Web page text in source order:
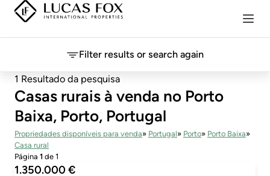
Filter results or search again
1 Resultado da pesquisa
Casas rurais à venda no Porto
Baixa, Porto, Portugal
Propriedades disponíveis para venda Portugal Porto
Porto Baixa
Casa rural
Página 1 de 1
1.350.000 €